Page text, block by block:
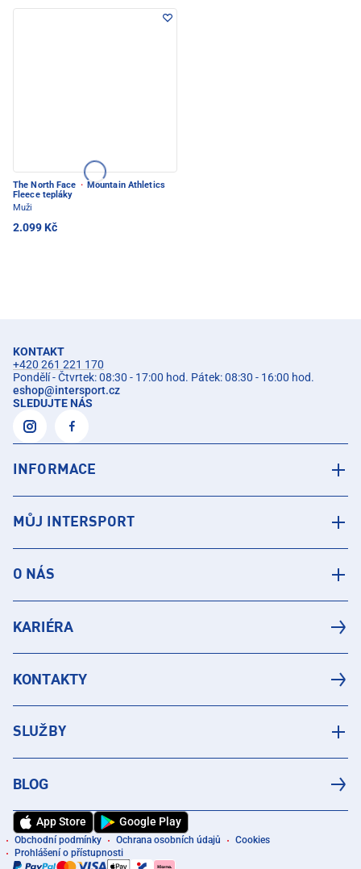
The North Face · Mountain Athletics
Fleece tepláky
Muži
2.099 Kč
KONTAKT
+420 261 221 170
Pondělí - Čtvrtek: 08:30 - 17:00 hod. Pátek: 08:30 - 16:00 hod.
eshop@intersport.cz
SLEDUJTE NÁS
INFORMACE
MŮJ INTERSPORT
O NÁS
KARIÉRA
KONTAKTY
SLUŽBY
BLOG
App Store Google Play
Obchodní podmínky Ochrana osobních údajů
Cookies
Prohlášení o přístupnosti